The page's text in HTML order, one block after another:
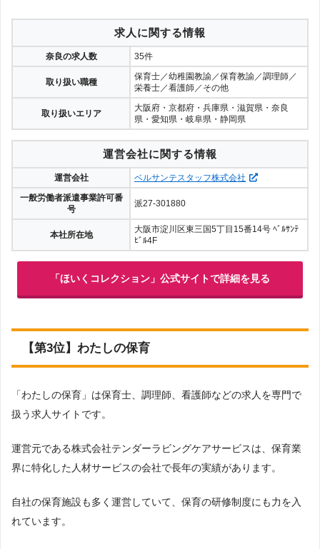
求人に関する情報
奈良の求人数 35件
取り扱い職種
保育士／幼稚園教諭／保育教諭／調理師／
栄養士／看護師／その他
取り扱いエリア
大阪府・京都府・兵庫県・滋賀県・奈良
県・愛知県・岐阜県・静岡県
運営会社に関する情報
運営会社
ベルサンテスタッフ株式会社
一般労働者派遣事業許可番
号
派27-301880
本社所在地
大阪市淀川区東三国5丁目15番14号 ﾍﾞﾙｻﾝﾃ
ﾋﾞﾙ4F
「ほいくコレクション」公式サイトで詳細を見る
【第3位】わたしの保育
「わたしの保育」は保育士、調理師、看護師などの求人を専門で
扱う求人サイトです。
運営元である株式会社テンダーラビングケアサービスは、保育業
界に特化した人材サービスの会社で長年の実績があります。
自社の保育施設も多く運営していて、保育の研修制度にも力を入
れています。